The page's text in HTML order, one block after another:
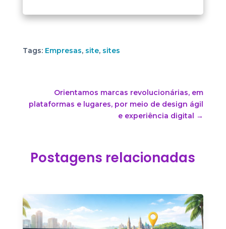
Tags: Empresas, site, sites
Orientamos marcas revolucionárias, em
plataformas e lugares, por meio de design ágil
e experiência digital →
Postagens relacionadas